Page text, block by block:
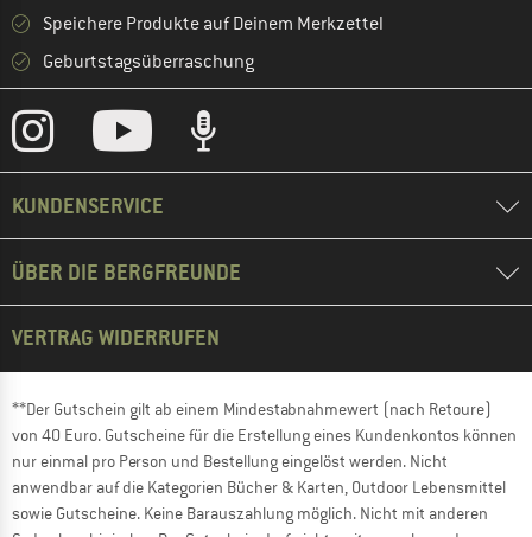
Speichere Produkte auf Deinem Merkzettel
Geburtstagsüberraschung
KUNDENSERVICE
ÜBER DIE BERGFREUNDE
VERTRAG WIDERRUFEN
**Der Gutschein gilt ab einem Mindestabnahmewert (nach Retoure)
von 40 Euro. Gutscheine für die Erstellung eines Kundenkontos können
nur einmal pro Person und Bestellung eingelöst werden. Nicht
anwendbar auf die Kategorien Bücher & Karten, Outdoor Lebensmittel
sowie Gutscheine. Keine Barauszahlung möglich. Nicht mit anderen